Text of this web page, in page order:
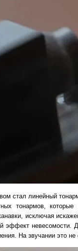
стал линейный
тонармов,
исключая
эффект невесомости.
На звучании это не